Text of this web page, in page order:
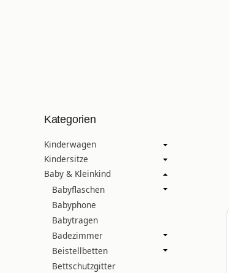
Kategorien
Kinderwagen
Kindersitze
Baby & Kleinkind
Babyflaschen
Babyphone
Babytragen
Badezimmer
Beistellbetten
Bettschutzgitter